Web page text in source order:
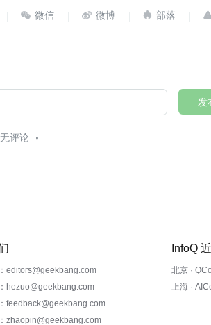
  
发
评论
editors@geekbang.com
hezuo@geekbang.com
feedback@geekbang.com
zhaopin@geekbang.com
InfoQ
北京 ·
上海 ·